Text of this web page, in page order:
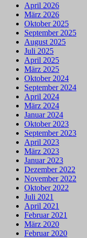
April 2026
März 2026
Oktober 2025
September 2025
August 2025
Juli 2025
April 2025
März 2025
Oktober 2024
September 2024
April 2024
März 2024
Januar 2024
Oktober 2023
September 2023
April 2023
März 2023
Januar 2023
Dezember 2022
November 2022
Oktober 2022
Juli 2021
April 2021
Februar 2021
März 2020
Februar 2020